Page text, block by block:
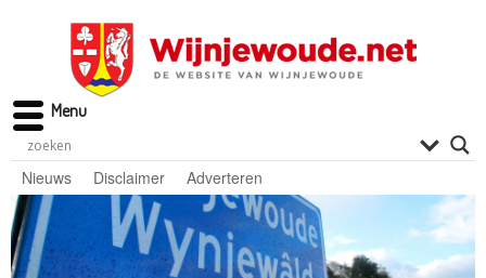
Nieuws Disclaimer Adverteren
Menu